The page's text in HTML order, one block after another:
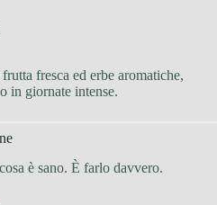
fresca ed erbe aromatiche,
in giornate intense.
è sano. È farlo davvero.